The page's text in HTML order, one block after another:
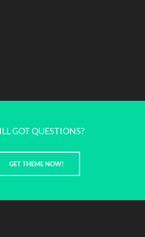
GOT QUESTIONS?
GET THEME NOW!